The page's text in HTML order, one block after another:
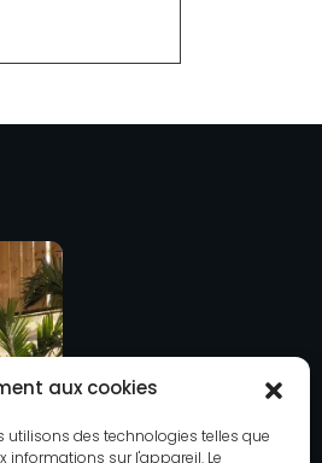
aux cookies
utilisons des technologies telles que
informations sur l'appareil. Le